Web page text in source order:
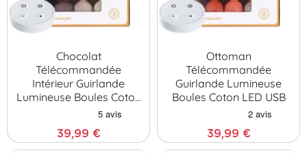
Chocolat
Télécommandée
Intérieur Guirlande
Lumineuse Boules Coton
39,99 €
Ottoman
Télécommandée
Guirlande Lumineuse
Boules Coton LED USB
39,99 €